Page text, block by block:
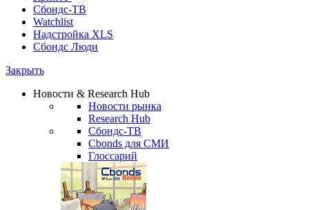
ЦФА
Best bid/ask
Золото
Крипто new
Watchlist
Сбондс Люди
Новости & Research Hub
Новости рынка
Research Hub
Сбондс-ТВ
Cbonds для СМИ
Глоссарий